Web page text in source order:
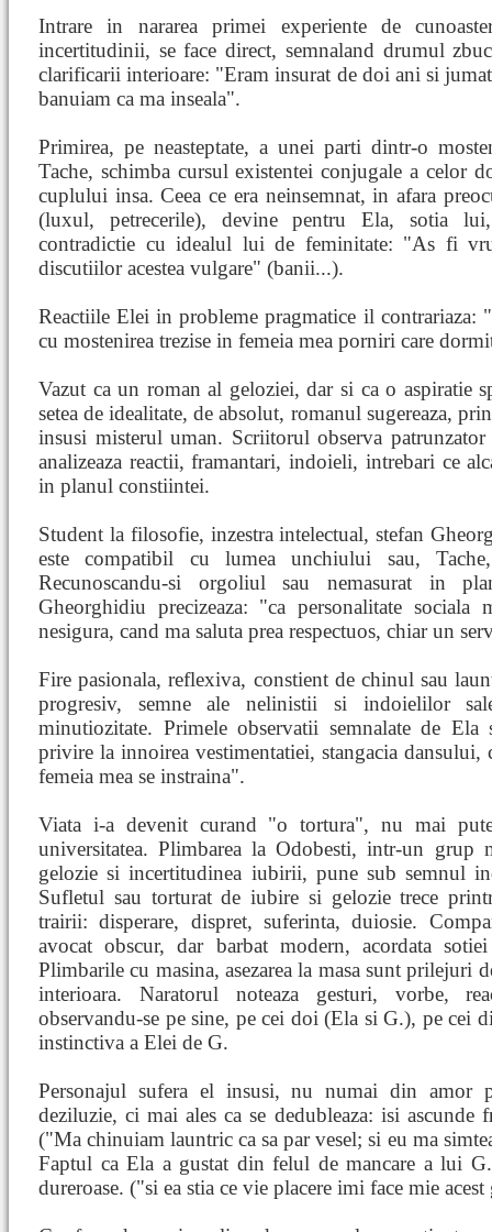
Intrare in nararea primei experiente de
incertitudinii, se face direct, semnaland drumul
clarificarii interioare: "Eram insurat de doi ani si
banuiam ca ma inseala".
Primirea, pe neasteptate, a unei parti dintr-o
Tache, schimba cursul existentei conjugale a celor
cuplului insa. Ceea ce era neinsemnat, in afara
(luxul, petrecerile), devine pentru Ela, sotia
contradictie cu idealul lui de feminitate: "As fi
discutiilor acestea vulgare" (banii...).
Reactiile Elei in probleme pragmatice il contrariaza:
cu mostenirea trezise in femeia mea porniri care
Vazut ca un roman al geloziei, dar si ca o aspiratie
setea de idealitate, de absolut, romanul sugereaza,
insusi misterul uman. Scriitorul observa
analizeaza reactii, framantari, indoieli, intrebari ce
in planul constiintei.
Student la filosofie, inzestra intelectual, stefan
este compatibil cu lumea unchiului sau,
Recunoscandu-si orgoliul sau nemasurat in
Gheorghidiu precizeaza: "ca personalitate
nesigura, cand ma saluta prea respectuos, chiar un
Fire pasionala, reflexiva, constient de chinul sau
progresiv, semne ale nelinistii si indoielilor
minutiozitate. Primele observatii semnalate de
privire la innoirea vestimentatiei, stangacia dansului,
femeia mea se instraina".
Viata i-a devenit curand "o tortura", nu mai
universitatea. Plimbarea la Odobesti, intr-un grup
gelozie si incertitudinea iubirii, pune sub semnul
Sufletul sau torturat de iubire si gelozie trece
trairii: disperare, dispret, suferinta, duiosie.
avocat obscur, dar barbat modern, acordata
Plimbarile cu masina, asezarea la masa sunt prilejuri
interioara. Naratorul noteaza gesturi, vorbe,
observandu-se pe sine, pe cei doi (Ela si G.), pe cei
instinctiva a Elei de G.
Personajul sufera el insusi, nu numai din amor
deziluzie, ci mai ales ca se dedubleaza: isi ascunde
("Ma chinuiam launtric ca sa par vesel; si eu ma
Faptul ca Ela a gustat din felul de mancare a lui
dureroase. ("si ea stia ce vie placere imi face mie acest